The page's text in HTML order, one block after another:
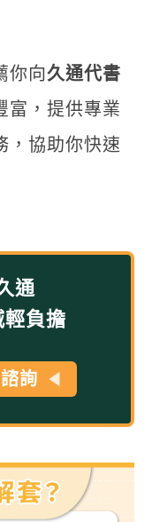
你向久通代書
富，提供專業
，協助你快速
通
負擔
詢